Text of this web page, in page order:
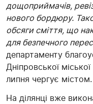
дощоприймачів,
нового бордюру.
обсяги сміття, що
для безпечного
департаменту
Дніпровської
липня чергує містом.
На ділянці вже